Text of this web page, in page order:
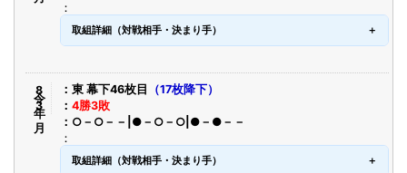
取組詳細（対戦相手・決まり手）
令8年3月 東 幕下46枚目
（17枚降下）
4勝3敗
○－○－－|●－○－○|●－●－－
取組詳細（対戦相手・決まり手）